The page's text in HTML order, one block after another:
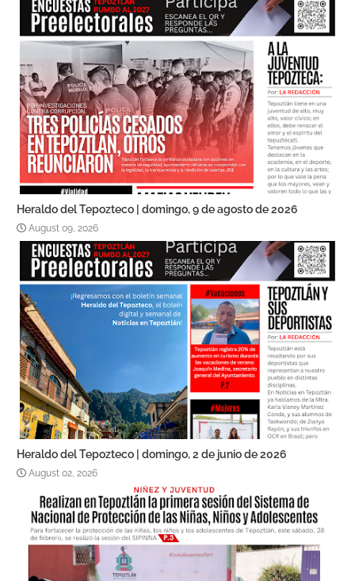
Heraldo del Tepozteco | domingo, 9 de agosto de 2026
August 09, 2026
Heraldo del Tepozteco | domingo, 2 de junio de 2026
August 02, 2026